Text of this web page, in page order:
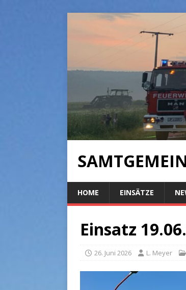
HOME EINSÄTZE
Einsatz
26. Juni 2026 L. Meyer